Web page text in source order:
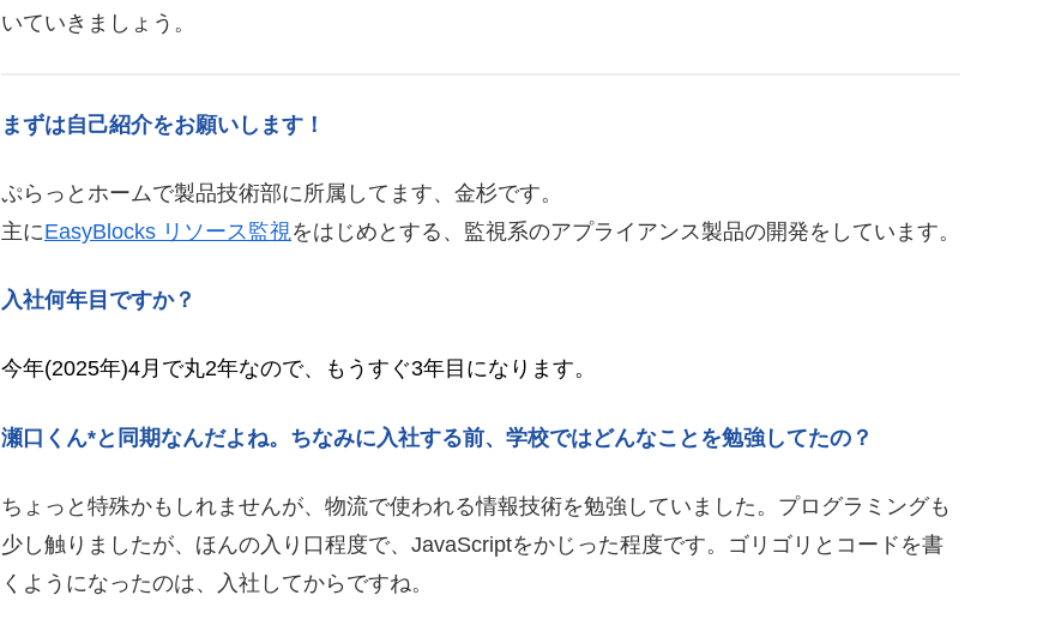
いていきましょう。
まずは自己紹介をお願いします！
ぷらっとホームで製品技術部に所属してます、金杉です。
主にEasyBlocks リソース監視 をはじめとする、監視系のアプライアンス製品の開発をしています。
入社何年目ですか？
今年(2025年)4月で丸2年なので、もうすぐ3年目になります。
瀬口くん*と同期なんだよね。ちなみに入社する前、学校ではどんなことを勉強してたの？
ちょっと特殊かもしれませんが、物流で使われる情報技術を勉強していました。プログラミングも
少し触りましたが、ほんの入り口程度で、JavaScriptをかじった程度です。ゴリゴリとコードを書
くようになったのは、入社してからですね。